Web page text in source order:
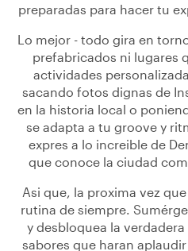
preparadas para hacer tu
Lo mejor - todo gira en
prefabricados ni lugares
actividades
sacando fotos dignas de
en la historia local o
se adapta a tu groove y
expres a lo increible de
que conoce la ciudad
Asi que, la proxima vez
rutina de siempre.
y desbloquea la
sabores que haran